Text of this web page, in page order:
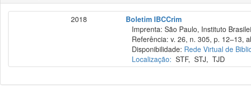
2018
Boletim IBCCrim
Imprenta: São Paulo, Instituto
Referência: v. 26, n. 305, p. 12–13,
Disponibilidade: Rede Virtual de
Localização: STF,STJ,TJD